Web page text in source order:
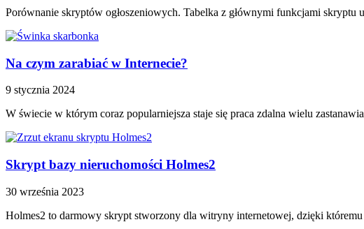
Porównanie skryptów ogłoszeniowych. Tabelka z głównymi funkcjami
Na czym zarabiać w Internecie?
9 stycznia 2024
W świecie w którym coraz popularniejsza staje się praca zdalna wielu
Skrypt bazy nieruchomości Holmes2
30 września 2023
Holmes2 to darmowy skrypt stworzony dla witryny internetowej, dzięki